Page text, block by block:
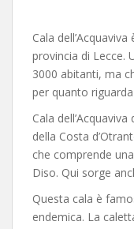
Cala
provincia di Lecce.
3000 abitanti, ma
per quanto
Cala
della Costa
che comprende
Diso. Qui sorge
Questa cala è
endemica. La